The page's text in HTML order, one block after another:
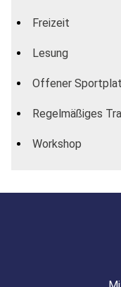
Freizeit
Lesung
Offener
Regelmäßiges
Workshop